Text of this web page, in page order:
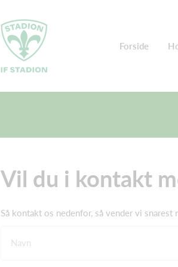
Forside
Vil du i kontakt
Så kontakt os nedenfor, så vender vi snarest
Navn